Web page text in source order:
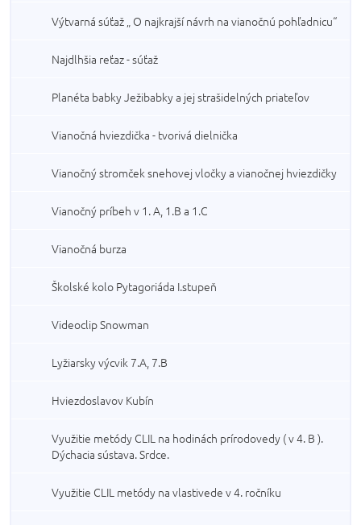
Výtvarná súťaž „ O najkrajší návrh na vianočnú pohľadnicu“
Najdlhšia reťaz - súťaž
Planéta babky Ježibabky a jej strašidelných priateľov
Vianočná hviezdička - tvorivá dielnička
Vianočný stromček snehovej vločky a vianočnej hviezdičky
Vianočný príbeh v 1. A, 1.B a 1.C
Vianočná burza
Školské kolo Pytagoriáda I.stupeň
Videoclip Snowman
Lyžiarsky výcvik 7.A, 7.B
Hviezdoslavov Kubín
Využitie metódy CLIL na hodinách prírodovedy ( v 4. B ).
Dýchacia sústava. Srdce.
Využitie CLIL metódy na vlastivede v 4. ročníku